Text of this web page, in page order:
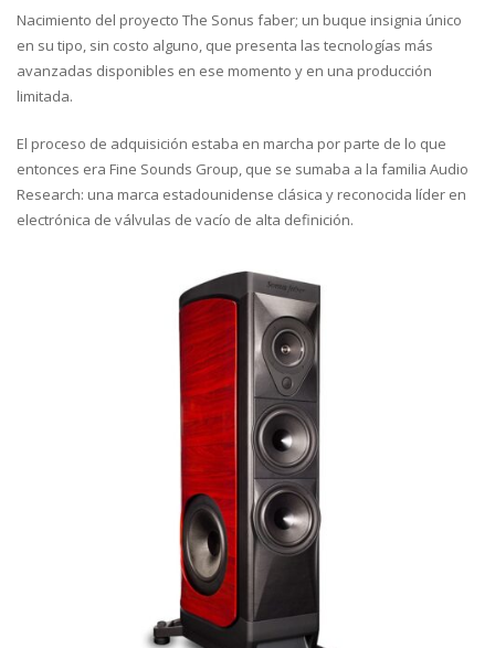
Nacimiento del proyecto The Sonus faber; un buque insignia único
en su tipo, sin costo alguno, que presenta las tecnologías más
avanzadas disponibles en ese momento y en una producción
limitada.
El proceso de adquisición estaba en marcha por parte de lo que
entonces era Fine Sounds Group, que se sumaba a la familia Audio
Research: una marca estadounidense clásica y reconocida líder en
electrónica de válvulas de vacío de alta definición.